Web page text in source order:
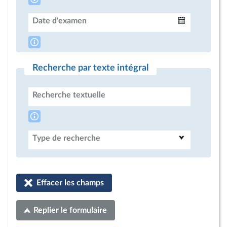
Date d'examen
Recherche par texte intégral
Recherche textuelle
Type de recherche
Effacer les champs
Replier le formulaire